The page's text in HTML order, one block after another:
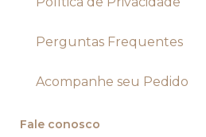
Perguntas Frequentes
Acompanhe seu Pedido
Fale conosco